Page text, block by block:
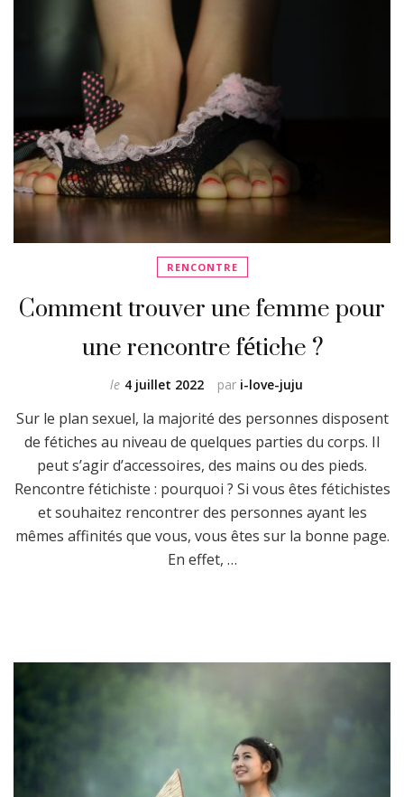
RENCONTRE
Comment trouver une femme pour
une rencontre fétiche ?
par i-love-juju
le 4 juillet 2022
Sur le plan sexuel, la majorité des personnes disposent
de fétiches au niveau de quelques parties du corps. Il
peut s’agir d’accessoires, des mains ou des pieds.
Rencontre fétichiste : pourquoi ? Si vous êtes fétichistes
et souhaitez rencontrer des personnes ayant les
mêmes affinités que vous, vous êtes sur la bonne page.
En effet, …